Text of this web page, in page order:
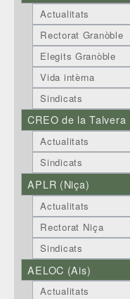
Actualitats
Rectorat Granòble
Elegits Granòble
Vida intèrna
Sindicats
CREO de la Talvera
Actualitats
Sindicats
APLR (Niça)
Actualitats
Rectorat Niça
Sindicats
AELOC (Ais)
Actualitats